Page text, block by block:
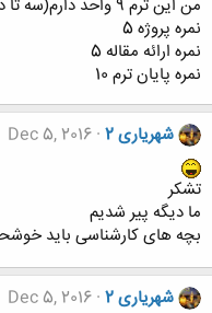
من این ترم 9 واحد دارم(سه تا درس)
نمره پروژه 5
نمره ارائه مقاله 5
نمره پایان ترم 10
شهریاری 2
Dec 5, 2016
تشکر
ما دیگه پیر شدیم
بچه های کارشناسی باید
شهریاری 2
Dec 5, 2016